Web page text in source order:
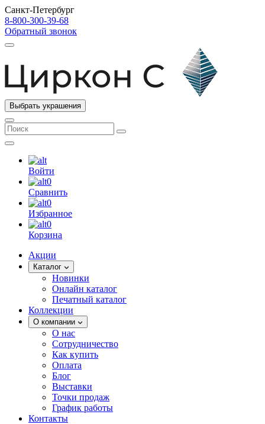
Санкт-Петербург
8-800-300-39-68
Обратный звонок
Выбрать украшения
Войти
0
Сравнить
0
Избранное
0
Корзина
Акции
Каталог
Новинки
Онлайн каталог
Печатный каталог
Коллекции
О компании
О нас
Сотрудничество
Как купить
Оплата
Блог
Выставки
Точки продаж
График работы
Контакты